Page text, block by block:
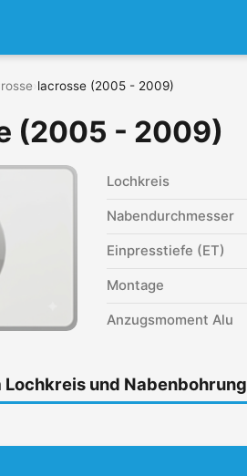
lacrosse (2005 - 2009)
(2005 - 2009)
Lochkreis
Nabendurchmesser
Einpresstiefe (ET)
Montage
Anzugsmoment Alu
und Nabenbohrung